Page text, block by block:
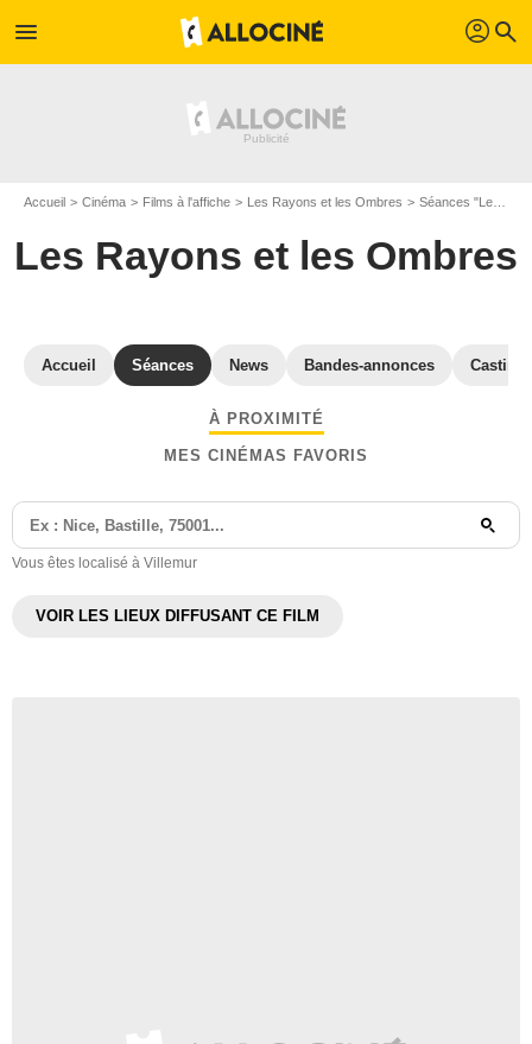
menu profil search
Accueil Cinéma Films à l'affiche Les Rayons et les Ombres Séances "Les Rayons et les Ombres" Haute-Garonne
Les Rayons et les Ombres
Accueil Séances News Bandes-annonces Casting
À PROXIMITÉ
MES CINÉMAS FAVORIS
Vous êtes localisé à Villemur
VOIR LES LIEUX DIFFUSANT CE FILM